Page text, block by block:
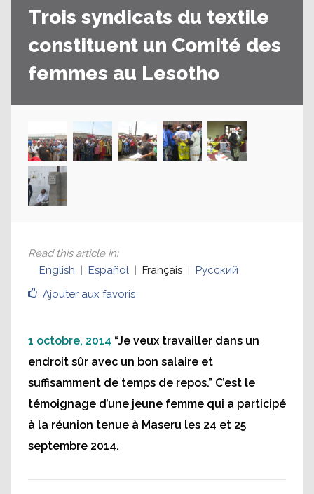
Trois syndicats du textile
constituent un Comité des
femmes au Lesotho
Ajouter aux favoris
Read this article in:
English
Español Français Русский
1 octobre, 2014 “Je veux travailler dans un
endroit sûr avec un bon salaire et
suffisamment de temps de repos.” C’est le
témoignage d’une jeune femme qui a participé
à la réunion tenue à Maseru les 24 et 25
septembre 2014.